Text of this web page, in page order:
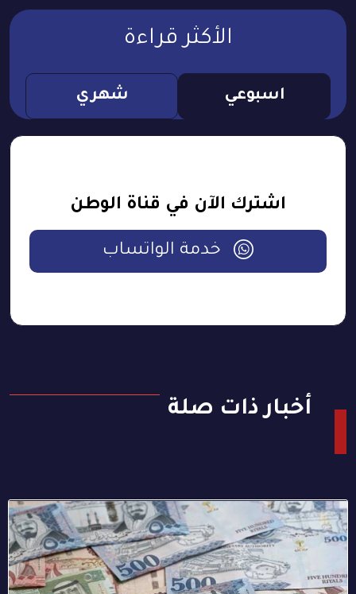
الأكثر قراءة
اسبوعي شهري
اشترك الآن في قناة الوطن
خدمة الواتساب
أخبار ذات صلة